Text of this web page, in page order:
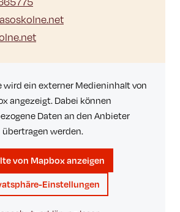
wird ein externer Medieninhalt von
angezeigt. Dabei können
Daten an den Anbieter
übertragen werden.
von Mapbox anzeigen
Einstellungen